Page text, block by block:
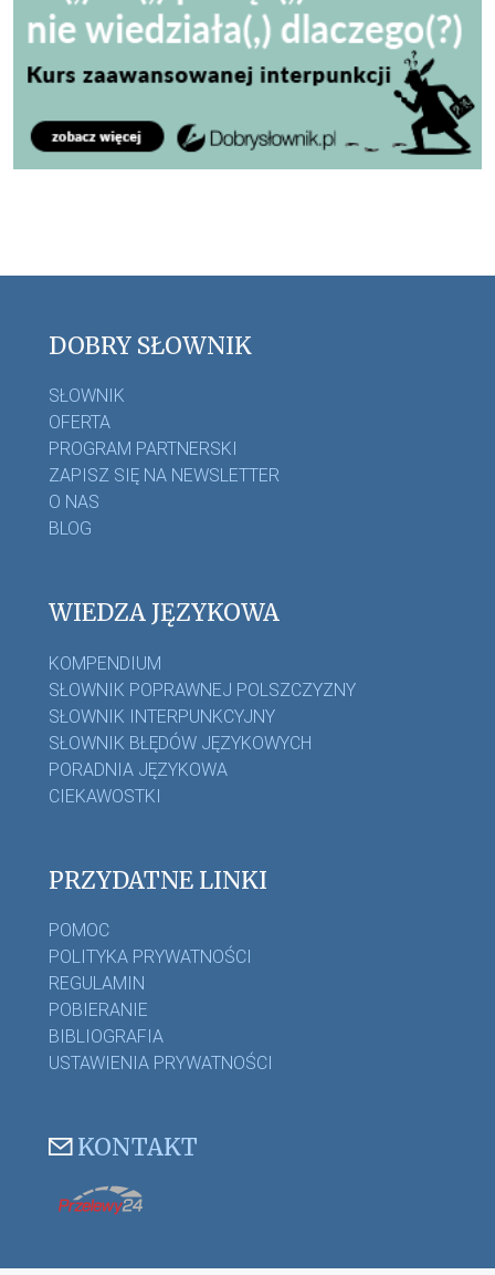
DOBRY SŁOWNIK
SŁOWNIK
OFERTA
PROGRAM PARTNERSKI
ZAPISZ SIĘ NA NEWSLETTER
O NAS
BLOG
WIEDZA JĘZYKOWA
KOMPENDIUM
SŁOWNIK POPRAWNEJ POLSZCZYZNY
SŁOWNIK INTERPUNKCYJNY
SŁOWNIK BŁĘDÓW JĘZYKOWYCH
PORADNIA JĘZYKOWA
CIEKAWOSTKI
PRZYDATNE LINKI
POMOC
POLITYKA PRYWATNOŚCI
REGULAMIN
POBIERANIE
BIBLIOGRAFIA
USTAWIENIA PRYWATNOŚCI
KONTAKT